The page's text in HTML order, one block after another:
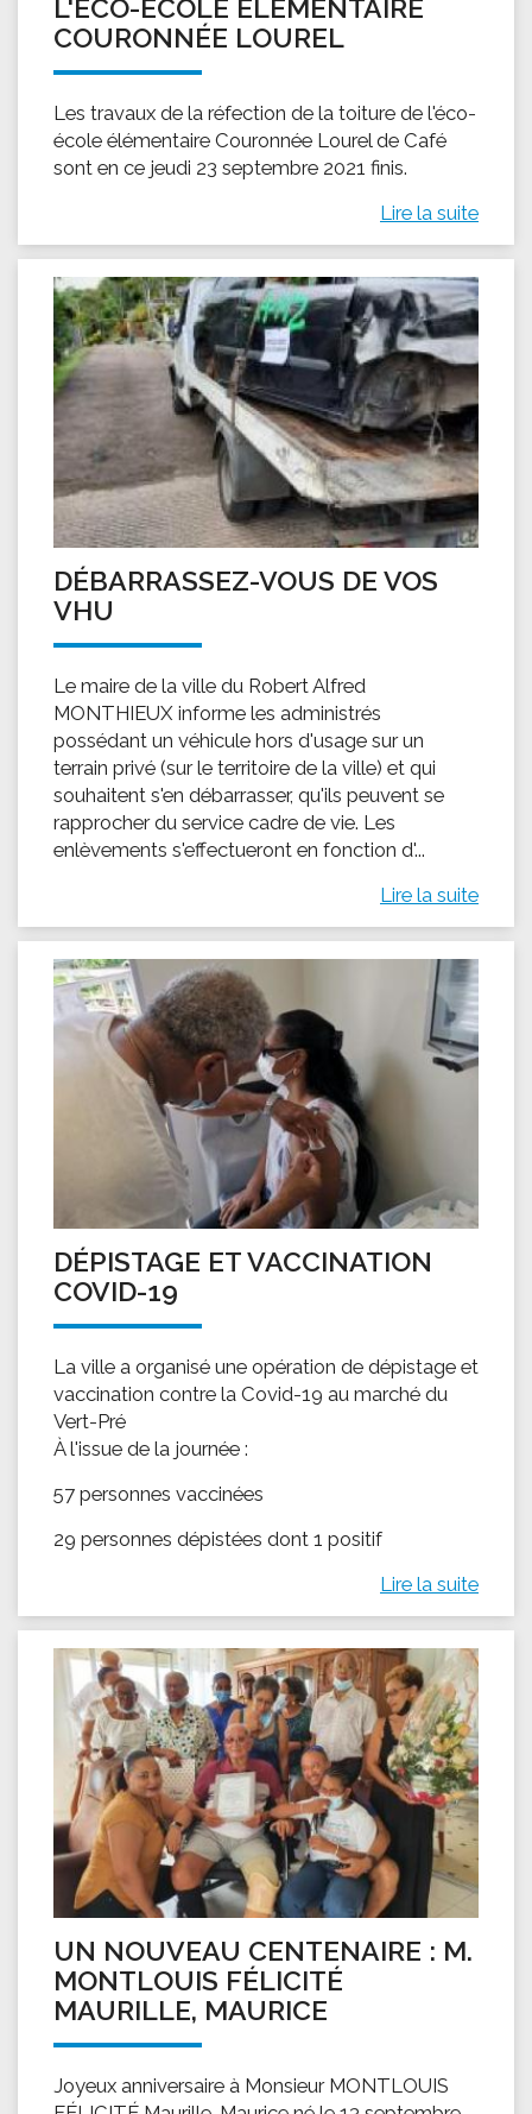
L'ÉCO-ÉCOLE ÉLÉMENTAIRE
COURONNÉE LOUREL
Les travaux de la réfection de la toiture de l'éco-
école élémentaire Couronnée Lourel de Café
sont en ce jeudi 23 septembre 2021 finis.
Lire la suite
DÉBARRASSEZ-VOUS DE VOS
VHU
Le maire de la ville du Robert Alfred
MONTHIEUX informe les administrés
possédant un véhicule hors d'usage sur un
terrain privé (sur le territoire de la ville) et qui
souhaitent s'en débarrasser, qu'ils peuvent se
rapprocher du service cadre de vie. Les
enlèvements s'effectueront en fonction d'...
Lire la suite
DÉPISTAGE ET VACCINATION
COVID-19
La ville a organisé une opération de dépistage et
vaccination contre la Covid-19 au marché du
Vert-Pré
À l'issue de la journée :
57 personnes vaccinées
29 personnes dépistées dont 1 positif
Lire la suite
UN NOUVEAU CENTENAIRE : M.
MONTLOUIS FÉLICITÉ
MAURILLE, MAURICE
Joyeux anniversaire à Monsieur MONTLOUIS